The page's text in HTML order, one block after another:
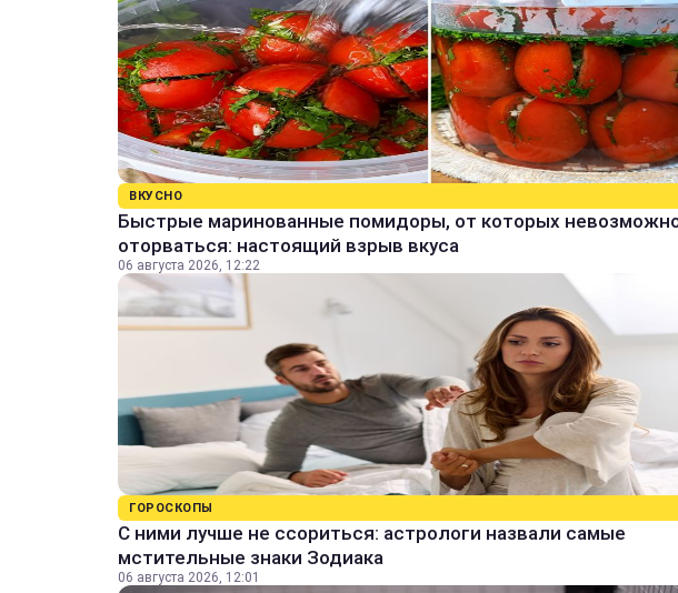
ВКУСНО
Быстрые маринованные помидоры, от которых
оторваться: настоящий взрыв вкуса
06 августа 2026, 12:22
ГОРОСКОПЫ
С ними лучше не ссориться: астрологи назвали самые
мстительные знаки Зодиака
06 августа 2026, 12:01